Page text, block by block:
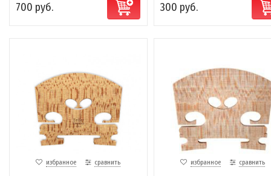
700 руб. 300 руб.
избранное сравнить избранное сравнить